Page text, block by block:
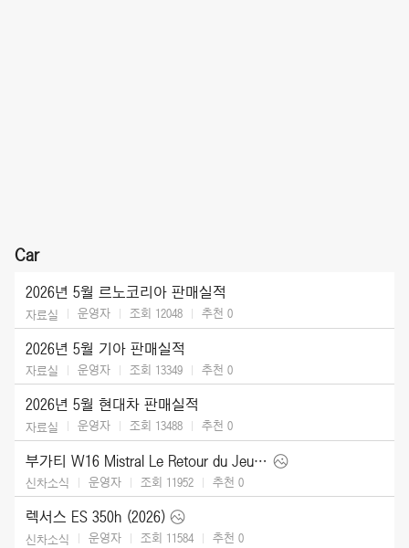
Car
2026년 5월 르노코리아 판매실적
자료실 운영자 조회 12048 추천 0
2026년 5월 기아 판매실적
자료실 운영자 조회 13349 추천 0
2026년 5월 현대차 판매실적
자료실 운영자 조회 13488 추천 0
부가티 W16 Mistral Le Retour du Jeune Prince (2026)
신차소식 운영자 조회 11952 추천 0
렉서스 ES 350h (2026)
신차소식 운영자 조회 11584 추천 0